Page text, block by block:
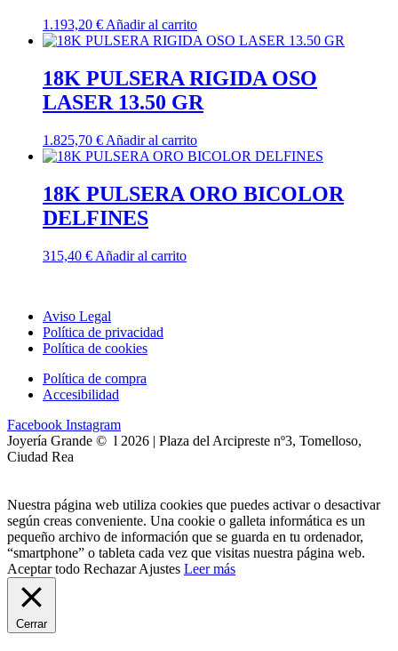
1.193,20 € Añadir al carrito
18K PULSERA RIGIDA OSO
LASER 13.50 GR
1.825,70 € Añadir al carrito
18K PULSERA ORO BICOLOR
DELFINES
315,40 € Añadir al carrito
Aviso Legal
Política de privacidad
Política de cookies
Política de compra
Accesibilidad
Facebook Instagram
Joyería Grande © l 2026 | Plaza del Arcipreste nº3, Tomelloso,
Ciudad Rea
Nuestra página web utiliza cookies que puedes activar o desactivar
según creas conveniente. Una cookie o galleta informática es un
pequeño archivo de información que se guarda en tu ordenador,
“smartphone” o tableta cada vez que visitas nuestra página web.
Aceptar todo Rechazar Ajustes Leer más
Cerrar